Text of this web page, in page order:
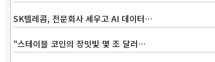
SK텔레콤, 전문회사 세우고 AI 데이터…
“스테이블 코인의 장밋빛 몇 조 달러…